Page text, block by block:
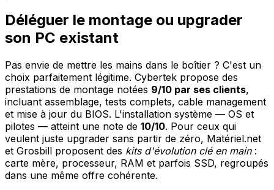
Déléguer le montage ou upgrader
son PC existant
Pas envie de mettre les mains dans le boîtier ? C'est un
choix parfaitement légitime. Cybertek propose des
prestations de montage notées 9/10 par ses clients,
incluant assemblage, tests complets, cable management
et mise à jour du BIOS. L'installation système — OS et
pilotes — atteint une note de 10/10. Pour ceux qui
veulent juste upgrader sans partir de zéro, Matériel.net
et Grosbill proposent des kits d'évolution clé en main:
carte mère, processeur, RAM et parfois SSD, regroupés
dans une même offre cohérente.